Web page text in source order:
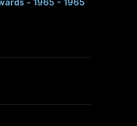
- 1965 - 1965